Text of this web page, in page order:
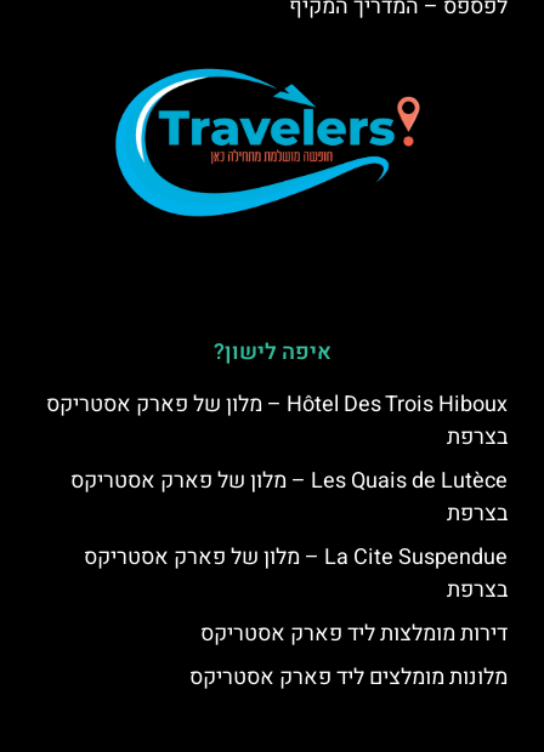
לפספס – המדריך המקיף
איפה לישון?
Hôtel Des Trois Hiboux – מלון של פארק אסטריקס
בצרפת
Les Quais de Lutèce – מלון של פארק אסטריקס
בצרפת
La Cite Suspendue – מלון של פארק אסטריקס
בצרפת
דירות מומלצות ליד פארק אסטריקס
מלונות מומלצים ליד פארק אסטריקס